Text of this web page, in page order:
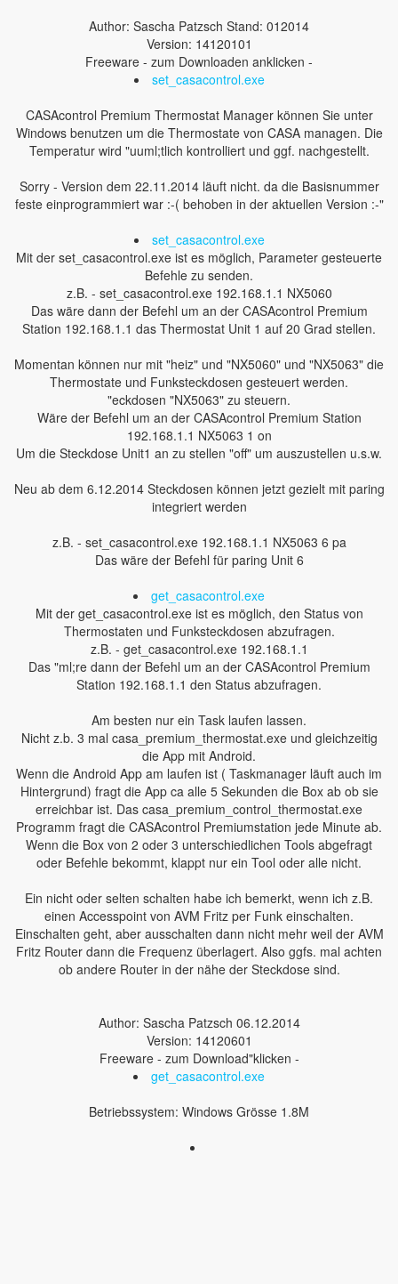
Author: Sascha Patzsch Stand: 012014
Version: 14120101
Freeware - zum Downloaden anklicken -
set_casacontrol.exe
CASAcontrol Premium Thermostat Manager können Sie unter
Windows benutzen um die Thermostate von CASA managen. Die
Temperatur wird "uuml;tlich kontrolliert und ggf. nachgestellt.
Sorry - Version dem 22.11.2014 läuft nicht. da die Basisnummer
feste einprogrammiert war :-( behoben in der aktuellen Version :-"
set_casacontrol.exe
Mit der set_casacontrol.exe ist es möglich, Parameter gesteuerte
Befehle zu senden.
z.B. - set_casacontrol.exe 192.168.1.1 NX5060
Das wäre dann der Befehl um an der CASAcontrol Premium
Station 192.168.1.1 das Thermostat Unit 1 auf 20 Grad stellen.
Momentan können nur mit "heiz" und "NX5060" und "NX5063" die
Thermostate und Funksteckdosen gesteuert werden.
"eckdosen "NX5063" zu steuern.
Wäre der Befehl um an der CASAcontrol Premium Station
192.168.1.1 NX5063 1 on
Um die Steckdose Unit1 an zu stellen "off" um auszustellen u.s.w.
Neu ab dem 6.12.2014 Steckdosen können jetzt gezielt mit paring
integriert werden
z.B. - set_casacontrol.exe 192.168.1.1 NX5063 6 pa
Das wäre der Befehl für paring Unit 6
get_casacontrol.exe
Mit der get_casacontrol.exe ist es möglich, den Status von
Thermostaten und Funksteckdosen abzufragen.
z.B. - get_casacontrol.exe 192.168.1.1
Das "ml;re dann der Befehl um an der CASAcontrol Premium
Station 192.168.1.1 den Status abzufragen.
Am besten nur ein Task laufen lassen.
Nicht z.b. 3 mal casa_premium_thermostat.exe und gleichzeitig
die App mit Android.
Wenn die Android App am laufen ist ( Taskmanager läuft auch im
Hintergrund) fragt die App ca alle 5 Sekunden die Box ab ob sie
erreichbar ist. Das casa_premium_control_thermostat.exe
Programm fragt die CASAcontrol Premiumstation jede Minute ab.
Wenn die Box von 2 oder 3 unterschiedlichen Tools abgefragt
oder Befehle bekommt, klappt nur ein Tool oder alle nicht.
Ein nicht oder selten schalten habe ich bemerkt, wenn ich z.B.
einen Accesspoint von AVM Fritz per Funk einschalten.
Einschalten geht, aber ausschalten dann nicht mehr weil der AVM
Fritz Router dann die Frequenz überlagert. Also ggfs. mal achten
ob andere Router in der nähe der Steckdose sind.
Author: Sascha Patzsch 06.12.2014
Version: 14120601
Freeware - zum Download"klicken -
get_casacontrol.exe
Betriebssystem: Windows Grösse 1.8M